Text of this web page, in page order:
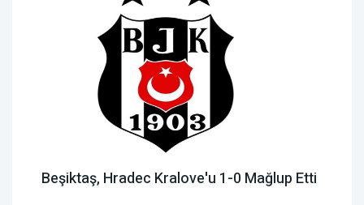
Beşiktaş, Hradec Kralove'u 1-0 Mağlup Etti